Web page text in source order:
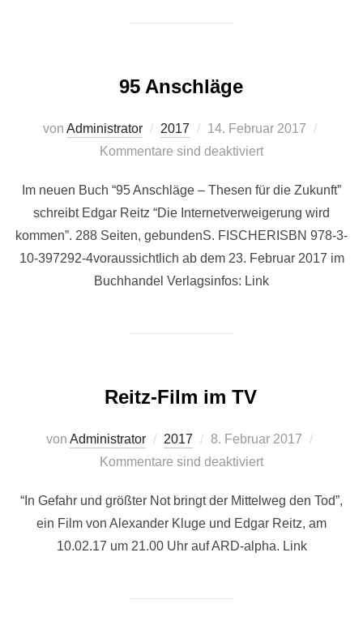
95 Anschläge
von Administrator 2017
Veröffentlicht
am
14. Februar 2017
Kommentare sind deaktiviert
Im neuen Buch “95 Anschläge – Thesen für die Zukunft”
schreibt Edgar Reitz “Die Internetverweigerung wird
kommen”. 288 Seiten, gebundenS. FISCHERISBN 978-3-
10-397292-4voraussichtlich ab dem 23. Februar 2017 im
Buchhandel Verlagsinfos: Link
Reitz-Film im TV
von Administrator 2017
Veröffentlicht
am
8. Februar 2017
Kommentare sind deaktiviert
“In Gefahr und größter Not bringt der Mittelweg den Tod”,
ein Film von Alexander Kluge und Edgar Reitz, am
10.02.17 um 21.00 Uhr auf ARD-alpha. Link